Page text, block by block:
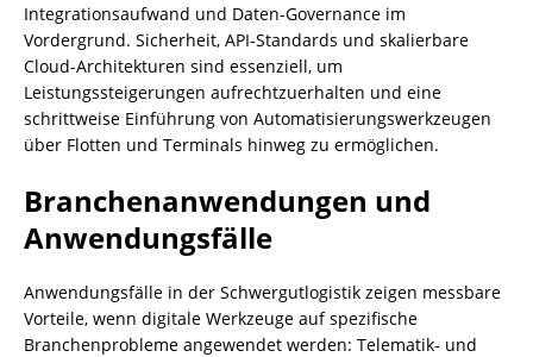
Integrationsaufwand und Daten-Governance im
Vordergrund. Sicherheit, API-Standards und skalierbare
Cloud-Architekturen sind essenziell, um
Leistungssteigerungen aufrechtzuerhalten und eine
schrittweise Einführung von Automatisierungswerkzeugen
über Flotten und Terminals hinweg zu ermöglichen.
Branchenanwendungen und
Anwendungsfälle
Anwendungsfälle in der Schwergutlogistik zeigen messbare
Vorteile, wenn digitale Werkzeuge auf spezifische
Branchenprobleme angewendet werden: Telematik- und